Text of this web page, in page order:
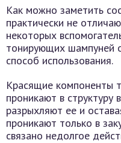
Как можно заметить
практически не
некоторых
тонирующих шампуней
способ использования.
Красящие компоненты
проникают в структуру
разрыхляют ее и
проникают только в
связано недолгое